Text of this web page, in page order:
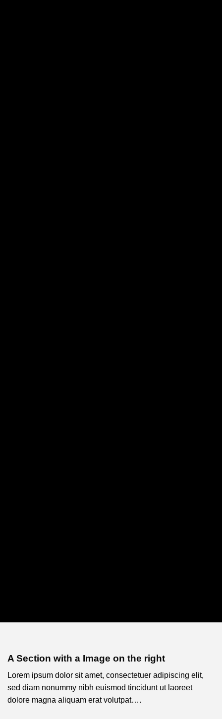
A Section with a Image on the right
Lorem ipsum dolor sit amet, consectetuer adipiscing elit,
sed diam nonummy nibh euismod tincidunt ut laoreet
dolore magna aliquam erat volutpat….